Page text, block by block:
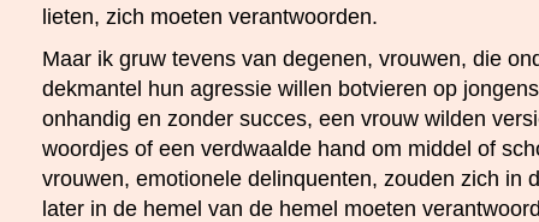
lieten, zich moeten verantwoorden.
Maar ik gruw tevens van degenen, vrouwen, die
dekmantel hun agressie willen botvieren op
onhandig en zonder succes, een vrouw wilden
woordjes of een verdwaalde hand om middel of
vrouwen, emotionele delinquenten, zouden zich in
later in de hemel van de hemel moeten